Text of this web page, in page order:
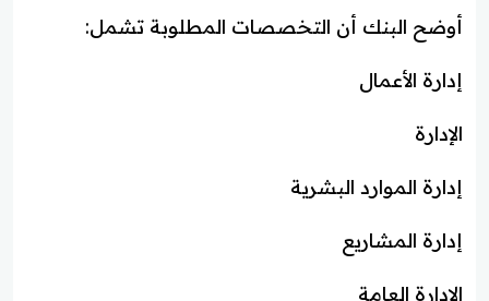
أوضح البنك أن التخصصات المطلوبة تشمل:
إدارة الأعمال
الإدارة
إدارة الموارد البشرية
إدارة المشاريع
الإدارة العامة